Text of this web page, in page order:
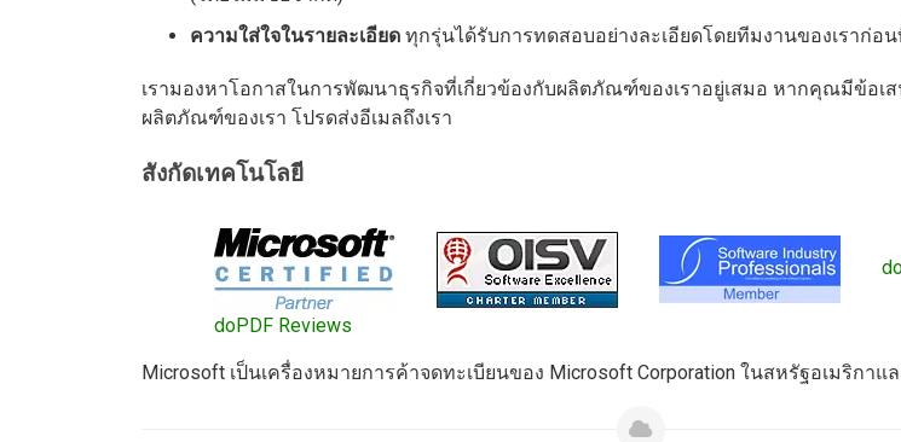
ความใส่ใจในรายละเอียด ทุกรุ่นได้รับการทดสอบอย่างละเอียดโดยทีมงานของเราก่อ
เรามองหาโอกาสในการพัฒนาธุรกิจที่เกี่ยวข้องกับผลิตภัณฑ์ของเราอยู่เสมอ หากคุณมีข้อเส
ผลิตภัณฑ์ของเรา โปรดส่งอีเมลถึงเรา
สังกัดเทคโนโลยี
doPDF Reviews
Microsoft เป็นเครื่องหมายการค้าจดทะเบียนของ Microsoft Corporation ในสหรัฐอเมริกาแ